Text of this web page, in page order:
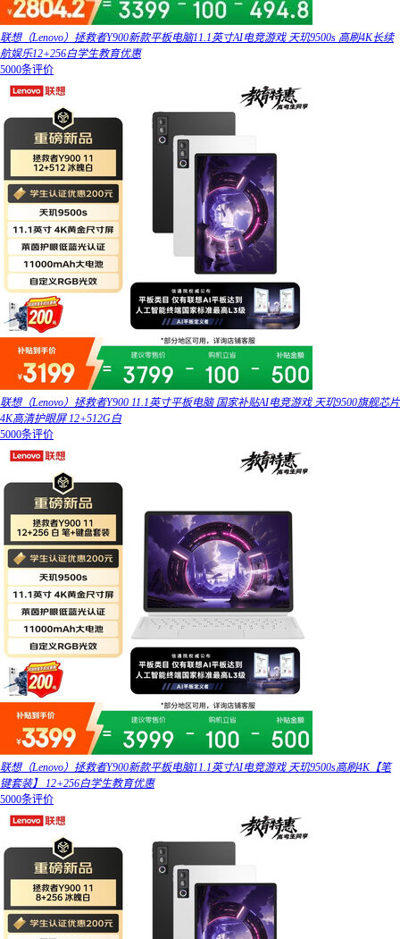
联想（Lenovo）拯救者Y900新款平板电脑11.1英寸AI电竞游戏 天玑9500s 高刷4K长续
航娱乐12+256白学生教育优惠
5000条评价
联想（Lenovo）拯救者Y900 11.1英寸平板电脑 国家补贴AI电竞游戏 天玑9500旗舰芯片
4K高清护眼屏 12+512G白
5000条评价
联想（Lenovo）拯救者Y900新款平板电脑11.1英寸AI电竞游戏 天玑9500s高刷4K【笔
键套装】 12+256白学生教育优惠
5000条评价